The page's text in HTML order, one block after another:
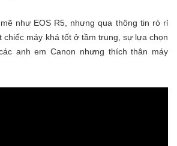
như EOS R5, nhưng qua thông tin rò rỉ
chiếc máy khá tốt ở tầm trung, sự lựa chọn
anh em Canon nhưng thích thân máy